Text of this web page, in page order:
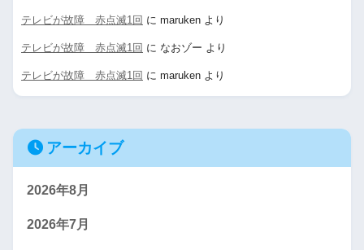
テレビが故障 赤点滅1回 に maruken より
テレビが故障 赤点滅1回 に なおゾー より
テレビが故障 赤点滅1回 に maruken より
アーカイブ
2026年8月
2026年7月